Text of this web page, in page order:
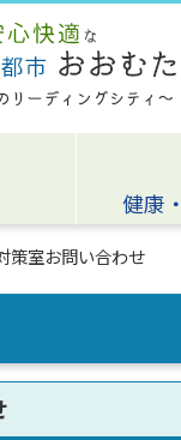
健康
策室お問い合わせ